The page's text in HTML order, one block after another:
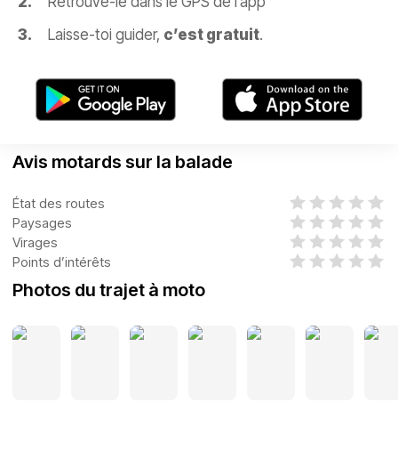
Laisse-toi guider, c’est gratuit.
Avis motards sur la balade
État des routes
Paysages
Virages
Points d’intérêts
Photos du trajet à moto